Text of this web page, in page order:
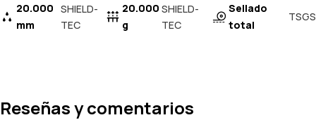
20.000
mm
SHIELD-
TEC
20.000
g
SHIELD-
TEC
Sellado
total
TSGS
Reseñas y comentarios